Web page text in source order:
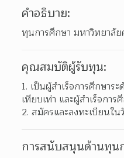
คำอธิบาย:
ทุนการศึกษา มหาวิทยาลั
คุณสมบัติผู้รับทุน:
เป็นผู้สำเร็จการศึกษา
สมัครและลงทะเบียนใ
การสนับสนุนด้านทุน